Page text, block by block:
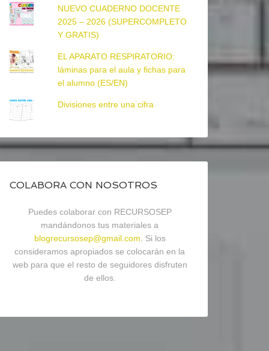
NUEVO CUADERNO DOCENTE
2025 – 2026 (SUPERCOMPLETO
Y GRATIS)
EL APARATO RESPIRATORIO:
láminas para el aula y fichas para
el alumno (ES/EN)
Divisiones entre una cifra
COLABORA CON NOSOTROS
Puedes colaborar con RECURSOSEP
mandándonos tus materiales a
blogrecursosep@gmail.com . Si los
consideramos apropiados se colocarán en la
web para que el resto de seguidores disfruten
de ellos.